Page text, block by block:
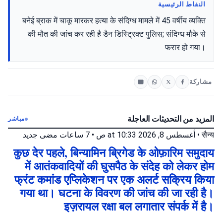
النقاط الرئيسية
बनेई ब्राक में चाकू मारकर हत्या के संदिग्ध मामले में 45 वर्षीय व्यक्ति
की मौत की जांच कर रही है डैन डिस्ट्रिक्ट पुलिस; संदिग्ध मौके से
फरार हो गया।
مشاركة
المزيد من التحديثات العاجلة مباشر
सैन्य
• أغسطس 8, 2026 at 10:33 ص • 7 ساعات مضى جديد
कुछ देर पहले, बिन्यामिन ब्रिगेड के ओफ़ारिम समुदाय
में आतंकवादियों की घुसपैठ के संदेह को लेकर होम
फ्रंट कमांड एप्लिकेशन पर एक अलर्ट सक्रिय किया
गया था। घटना के विवरण की जांच की जा रही है।
इज़रायल रक्षा बल लगातार संपर्क में है।